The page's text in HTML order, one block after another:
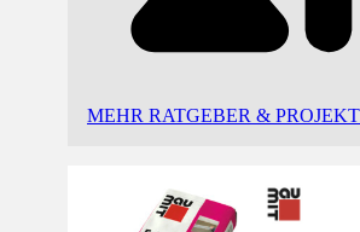
MEHR RATGEBER &